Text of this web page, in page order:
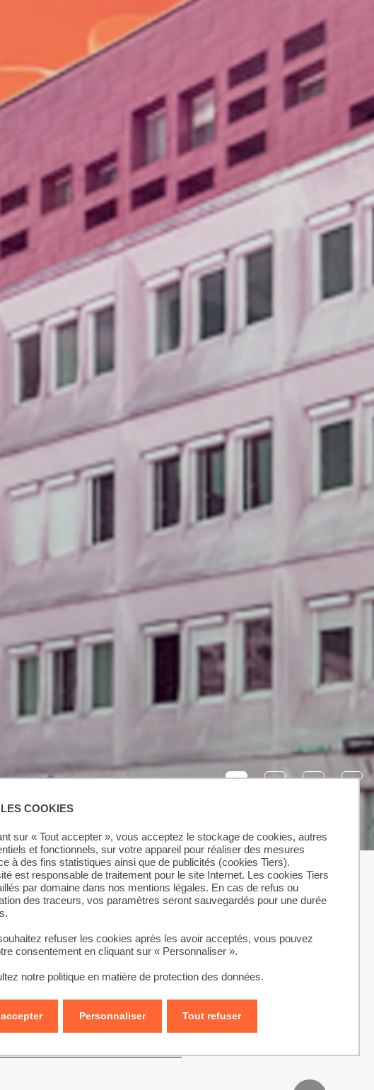
COOKIES
sur « Tout accepter », vous acceptez le stockage de cookies, autres
et fonctionnels, sur votre appareil pour réaliser des mesures
à des fins statistiques ainsi que de publicités (cookies Tiers).
est responsable de traitement pour le site Internet. Les cookies Tiers
par domaine dans nos mentions légales. En cas de refus ou
des traceurs, vos paramètres seront sauvegardés pour une durée
refuser les cookies après les avoir acceptés, vous pouvez
consentement en cliquant sur « Personnaliser ».
notre politique en matière de protection des données.
Tout refuser
Personnaliser